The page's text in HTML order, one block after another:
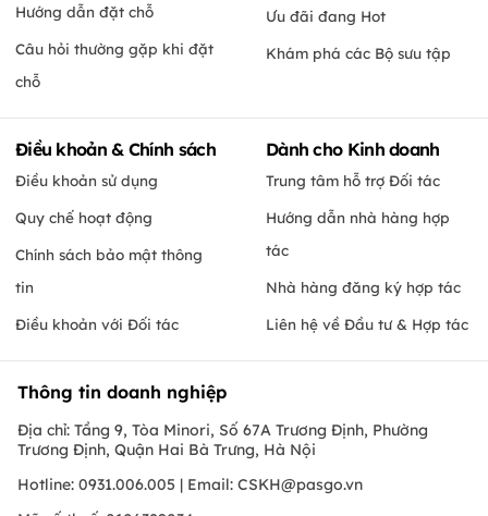
Hướng dẫn đặt chỗ
Câu hỏi thường gặp khi đặt
chỗ
Ưu đãi đang Hot
Khám phá các Bộ sưu tập
Điều khoản & Chính sách
Điều khoản sử dụng
Quy chế hoạt động
Chính sách bảo mật thông
tin
Điều khoản với Đối tác
Dành cho Kinh doanh
Trung tâm hỗ trợ Đối tác
Hướng dẫn nhà hàng hợp
tác
Nhà hàng đăng ký hợp tác
Liên hệ về Đầu tư & Hợp tác
Thông tin doanh nghiệp
Địa chỉ: Tầng 9, Tòa Minori, Số 67A Trương Định, Phường
Trương Định, Quận Hai Bà Trưng, Hà Nội
Hotline: 0931.006.005 | Email: CSKH@pasgo.vn